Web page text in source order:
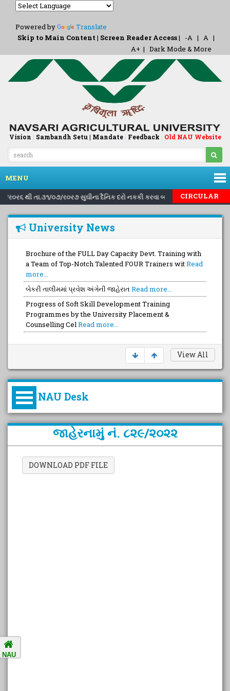
Powered by
Translate
Skip to Main Content | Screen Reader Access| -A | A |
A+ | Dark Mode & More
Vision | Sambandh Setu | Mandate| Feedback | Old NAU Website
MENU
થી તા.૩૧/૦૭/ર૦ર૭ સુઘીના દૈનિક દરો નકકી કરવા બાબત.. | |Inviting
CIRCULAR
University News
Brochure of the FULL Day Capacity Devt. Training with
a Team of Top-Notch Talented FOUR Trainers witRead
more...
બેકરી તાલીમમાં પ્રવેશ અંગેની જાહેરાત Read more...
Progress of Soft Skill Development Training
Programmes by the University Placement &
Counselling CelRead more...
View All
NAU Desk
કુલપતિની પરિવર્તનકારી પહેલનું
વિહંગાવલોકન (ઓક્ટોબર ૨૦૨૦-૨૦૨૫)
જાહેરનામું નં. ૮૨૯/૨૦૨૨
DOWNLOAD PDF FILE
NAU